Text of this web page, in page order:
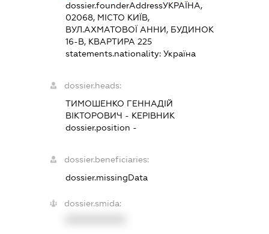
dossier.founderAddressУКРАЇНА,
02068, МІСТО КИЇВ,
ВУЛ.АХМАТОВОЇ АННИ, БУДИНОК
16-В, КВАРТИРА 225
statements.nationality:Україна
dossier.heads:
ТИМОШЕНКО ГЕННАДІЙ
ВІКТОРОВИЧ - КЕРІВНИК
dossier.position -
dossier.beneficiaries:
dossier.missingData
dossier.smida: